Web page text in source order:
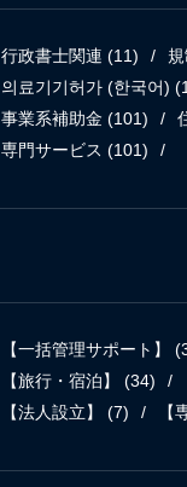
行政書士関連 (11)
의료기기허가 (한국어)
事業系補助金 (101)
専門サービス (101)
【一括管理サポート】
【旅行・宿泊】 (34)
【法人設立】 (7) 【